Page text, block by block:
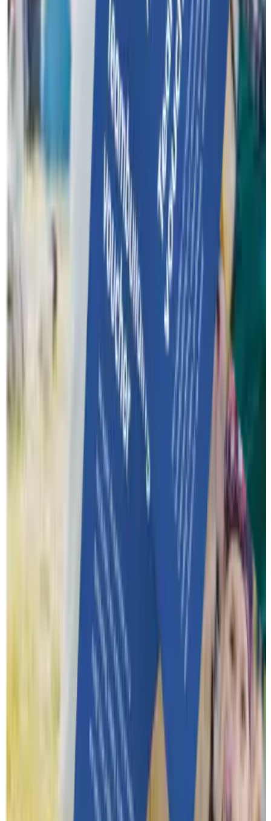
Geef je team een dag om nooit te vergeten! Met een Funkey
Surprise voucher schenk je jouw klanten een waardebon voor
een unieke teambuilding.
Teambuilding waardebon Contact
Over ons
Een woordje uitleg over wat je precies van Funkey mag
Hoe verloopt het volledige proces van aanvraag tot het event?